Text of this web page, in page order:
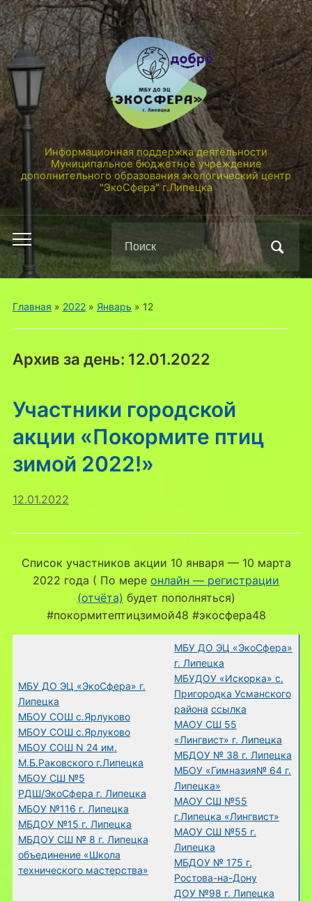
Информационная поддержка деятельности
Муниципальное бюджетное учреждение
дополнительного образования экологический центр
"ЭкоСфера" г.Липецка
Переключить
мобильное
меню
по:
Главная » 2022» Январь » 12
Архив за день: 12.01.2022
Участники городской
акции «Покормите птиц
зимой 2022!»
12.01.2022
Список участников акции 10 января — 10 марта
2022 года ( По мере онлайн — регистрации
(отчёта) будет пополняться)
#покормитептицзимой48 #экосфера48
МБУ ДО ЭЦ «ЭкоСфера» г.
Липецка
МБОУ СОШ с.Ярлуково
МБОУ СОШ с.Ярлуково
МБОУ СОШ N 24 им.
М.Б.Раковского г.Липецка
МБОУ СШ №5
РДШ/ЭкоСфера г. Липецка
МБОУ №116 г. Липецка
МБДОУ №15 г. Липецка
МБДОУ СШ № 8 г. Липецка
объединение «Школа
технического мастерства»
МБУ ДО ЭЦ «ЭкоСфера»
г. Липецка
МБУДОУ «Искорка» с.
Пригородка Усманского
района ссылка
МАОУ СШ 55
«Лингвист» г. Липецка
МБДОУ № 38 г. Липецка
МБОУ «Гимназия№ 64 г.
Липецка»
МАОУ СШ №55
г.Липецка «Лингвист»
МАОУ СШ №55 г.
Липецка
МБДОУ № 175 г.
Ростова-на-Дону
ДОУ №98 г. Липецка